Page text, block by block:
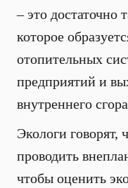
– это достаточно
которое
отопительных
предприятий и
внутреннего
Экологи говорят,
проводить
чтобы оценить